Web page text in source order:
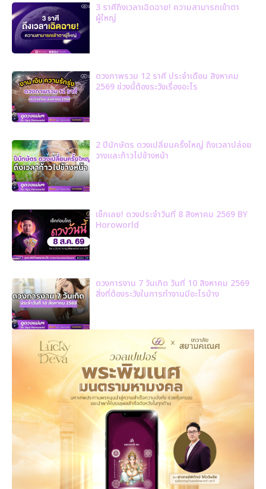
3 ราศีถึงเวลาเฉิดฉาย! ความสามารถเข้าตา
ผู้ใหญ่
ดวงภาพรวม 12 ราศี ประจำเดือน สิงหาคม
2569 ช่วงนี้ต้องระวังเรื่องอะไร
2 ปีนักษัตร ดวงเปลี่ยนครั้งใหญ่ ถึงเวลาปล่อย
วางและก้าวไปข้างหน้า
เช็กเลย! ดวงประจำวันที่ 8 สิงหาคม 2569 BY
Horoworld
ดวงการงาน 7 วันเกิด วันที่ 10 สิงหาคม 2569
สิ่งที่ต้องระวังในการทำงานมีอะไรบ้าง